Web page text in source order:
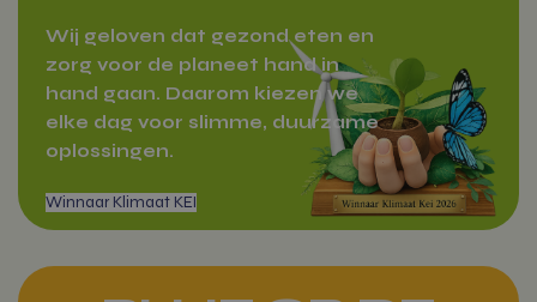
Wij geloven dat gezond eten en
zorg voor de planeet hand in
hand gaan. Daarom kiezen we
elke dag voor slimme, duurzame
oplossingen.